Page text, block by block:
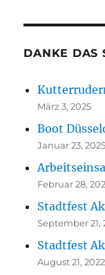
DANKE DAS
März 3, 2025
Boot
Januar 23, 2025
Februar 28,
Stadtfest
September 21,
Stadtfest
August 21, 2022